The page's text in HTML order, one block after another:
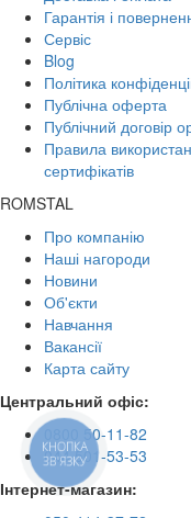
Гарантія і
Сервіс
Blog
Політика
Публічна оферта
Публічний договір
Правила
сертифікатів
ROMSTAL
Про компанію
Наші нагороди
Новини
Об'єкти
Навчання
Вакансії
Карта сайту
Центральний офіс:
0800 50-11-82
044 501-53-53
Інтернет-магазин:
КНОПКА
ЗВ'ЯЗКУ